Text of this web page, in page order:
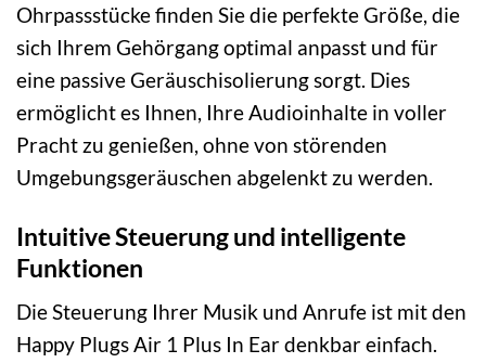
Ohrpassstücke finden Sie die perfekte Größe, die
sich Ihrem Gehörgang optimal anpasst und für
eine passive Geräuschisolierung sorgt. Dies
ermöglicht es Ihnen, Ihre Audioinhalte in voller
Pracht zu genießen, ohne von störenden
Umgebungsgeräuschen abgelenkt zu werden.
Intuitive Steuerung und intelligente
Funktionen
Die Steuerung Ihrer Musik und Anrufe ist mit den
Happy Plugs Air 1 Plus In Ear denkbar einfach.